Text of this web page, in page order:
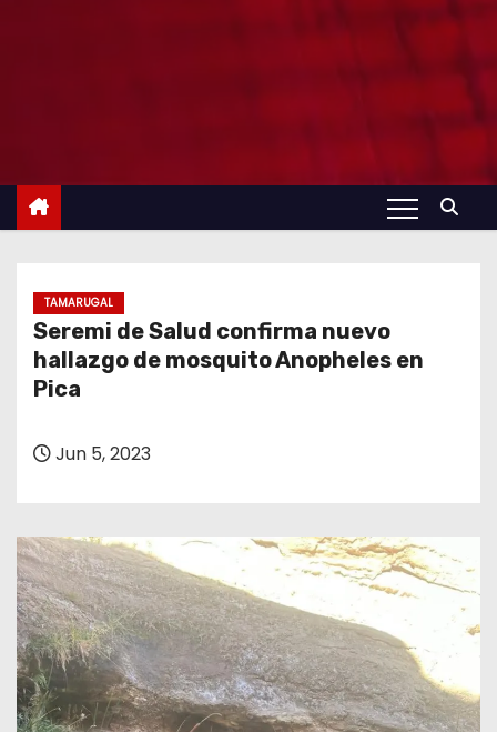
TAMARUGAL
Seremi de Salud confirma nuevo
hallazgo de mosquito Anopheles en
Pica
Jun 5, 2023